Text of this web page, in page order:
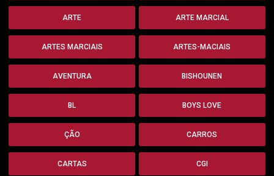
ARTE ARTE MARCIAL
ARTES MARCIAIS ARTES-MACIAIS
AVENTURA BISHOUNEN
BL BOYS LOVE
ÇÃO CARROS
CARTAS CGI